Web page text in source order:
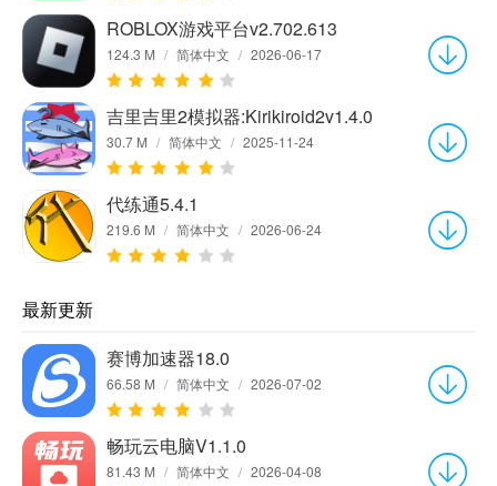
ROBLOX游戏平台v2.702.613
124.3 M / 简体中文 / 2026-06-17
吉里吉里2模拟器:Kirikiroid2v1.4.0
30.7 M / 简体中文 / 2025-11-24
代练通5.4.1
219.6 M / 简体中文 / 2026-06-24
最新更新
赛博加速器18.0
66.58 M / 简体中文 / 2026-07-02
畅玩云电脑V1.1.0
81.43 M / 简体中文 / 2026-04-08